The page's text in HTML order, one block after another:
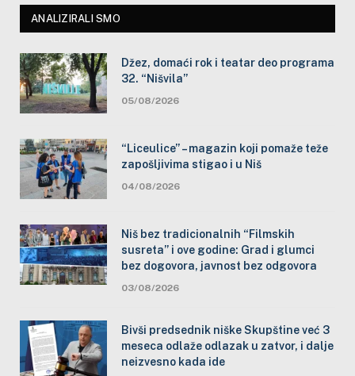
ANALIZIRALI SMO
Džez, domaći rok i teatar deo programa
32. “Nišvila”
05/08/2026
“Liceulice” – magazin koji pomaže teže
zapošljivima stigao i u Niš
04/08/2026
Niš bez tradicionalnih “Filmskih
susreta” i ove godine: Grad i glumci
bez dogovora, javnost bez odgovora
03/08/2026
Bivši predsednik niške Skupštine već 3
meseca odlaže odlazak u zatvor, i dalje
neizvesno kada ide